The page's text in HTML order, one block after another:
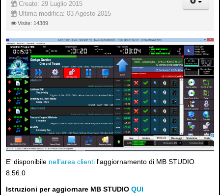
Creato: 29 Luglio 2015
Ultima modifica: 03 Agosto 2015
Visite: 14389
E' disponibile nell'area clienti l'aggiornamento di MB STUDIO
8.56.0
Istruzioni per aggiornare MB STUDIO QUI